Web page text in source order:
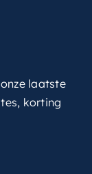
laatste
korting